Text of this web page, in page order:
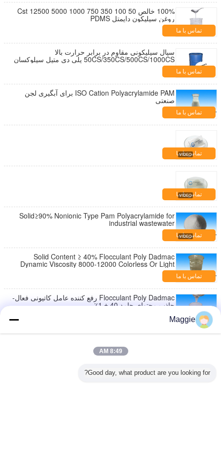
100% خالص 50 100 350 750 1000 5000 12500 Cst
روغن سیلیکون دایمتل PDMS
تماس با ما
سیال سیلیکونی مقاوم در برابر حرارت بالا
50CS/350CS/500CS/1000CS پلی دی متیل سیلوکسان
ها روغن سیلیکون Pdms تماس با ما
ISO Cation Polyacrylamide PAM برای آبگیری لجن
صنعتی
تماس با ما
تماس با ما
تماس با ما
Solid≥90% Nonionic Type Pam Polyacrylamide for
industrial wastewater
تماس با ما
Solid Content ≥ 40% Flocculant Poly Dadmac
Dynamic Viscosity 8000-12000 Colorless Or Light
Color Liquid تماس با ما
Flocculant Poly Dadmac رفع کننده عامل کاتیونی فعال-
جاذب محتوای جامد 40 ± 1٪
تماس با ما
عامل رطوبت مواد جامد 40 ± 1٪
کاتیونی فعال-جاذب پلی دیالیل دی متیل آمونیوم کلراید
Maggie
8:49 AM
Good day, what product are you looking for?